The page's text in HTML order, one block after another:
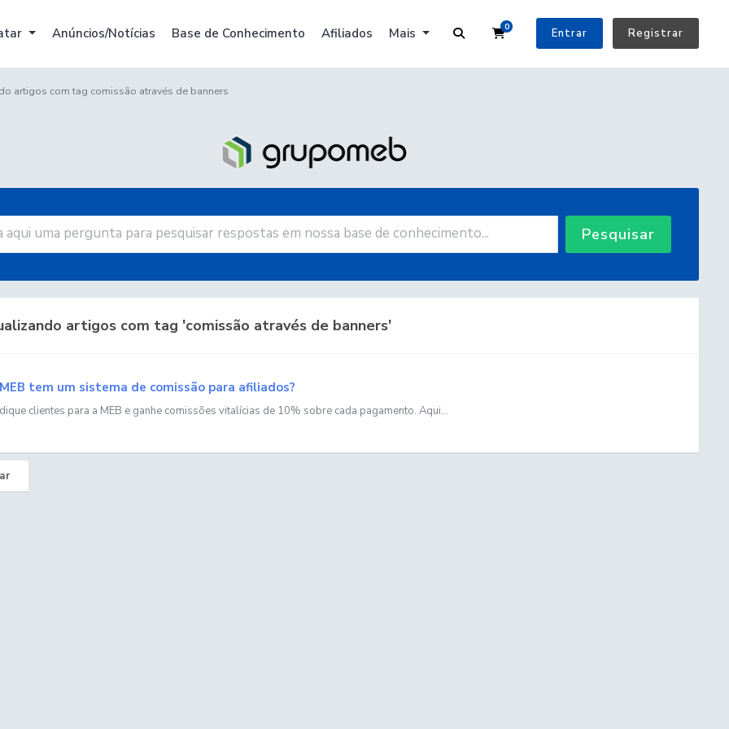
Anúncios/Notícias Base de Conhecimento Afiliados Mais 0Carrinho de Compras
Entrar Registrar
artigos com tag comissão através de banners
Pesquisar
artigos com tag 'comissão através de banners'
tem um sistema de comissão para afiliados?
clientes para a MEB e ganhe comissões vitalícias de 10% sobre cada pagamento. Aqui...